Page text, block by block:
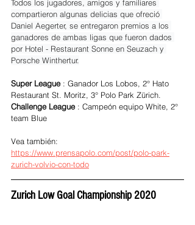
Todos los jugadores, amigos y familiares
compartieron algunas delicias que ofreció
Daniel Aegerter, se entregaron premios a los
ganadores de ambas ligas que fueron dados
por Hotel - Restaurant Sonne en Seuzach y
Porsche Winthertur.
Super League : Ganador Los Lobos, 2° Hato
Restaurant St. Moritz, 3° Polo Park Zürich.
Challenge League : Campeón equipo White, 2°
team Blue
Vea también:
https://www.prensapolo.com/post/polo-park-
zurich-volvio-con-todo
Zurich Low Goal Championship 2020